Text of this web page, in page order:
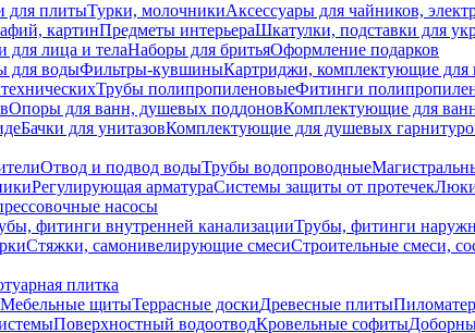
для плитыТурки, молочникиАксессуары для чайников,
картинПредметы интерьераШкатулки, подставки для
для лица и телаНаборы для бритьяОформление подарков
для водыФильтры-кувшиныКартриджи, комплектующие для
Трубы полипропиленовыеФитинги
Опоры для ванн, душевых поддоновКомплектующие для
Бачки для унитазовКомплектующие для душевых
Отвод и подвод водыТрубы водопроводные
Регулирующая арматураСистемы защиты от протечекЛюки
насосы
фитинги внутренней канализацииТрубы, фитинги
Стяжки, самонивелирующие смесиСтроительные смеси,
плитка
Мебельные щитыТеррасные доскиДревесные плиты
Поверхностный водоотводКровельные софиты